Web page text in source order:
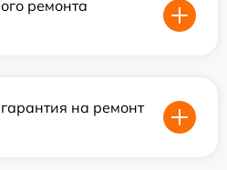
ремонта
на ремонт